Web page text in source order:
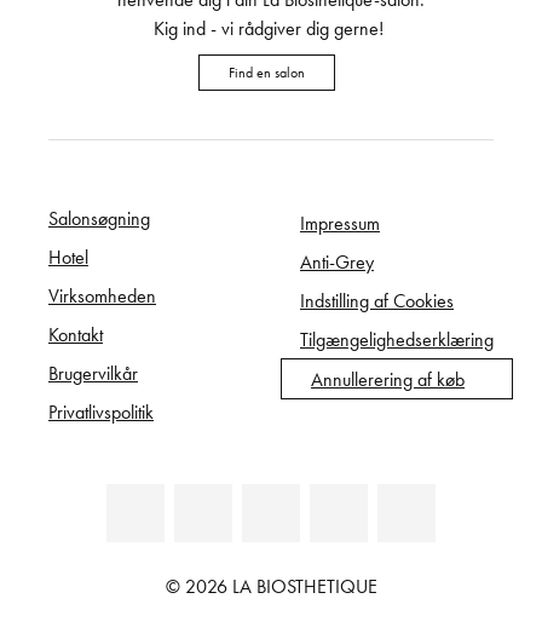
Kig ind - vi rådgiver dig gerne!
Find en salon
Salonsøgning
Hotel
Virksomheden
Kontakt
Brugervilkår
Privatlivspolitik
Impressum
Anti-Grey
Indstilling af Cookies
Tilgængelighedserklæring
Annullerering af køb
© 2026 LA BIOSTHETIQUE